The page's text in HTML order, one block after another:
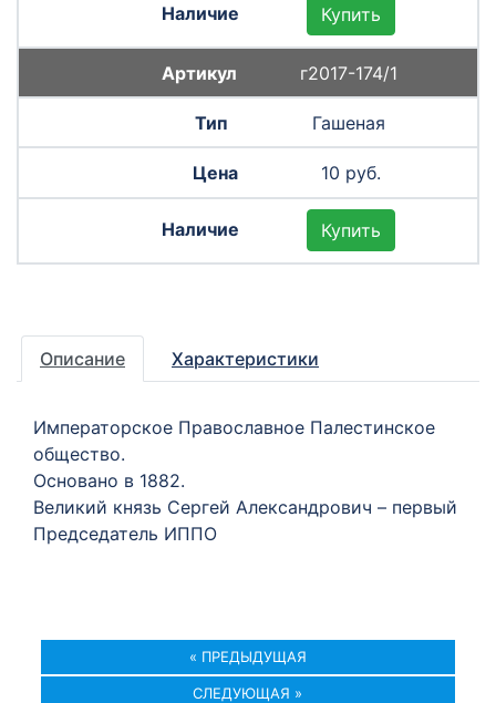
Купить
г2017-174/1
Гашеная
10 руб.
Купить
Описание Характеристики
Императорское Православное Палестинское
общество.
Основано в 1882.
Великий князь Сергей Александрович – первый
Председатель ИППО
« ПРЕДЫДУЩАЯ
СЛЕДУЮЩАЯ »